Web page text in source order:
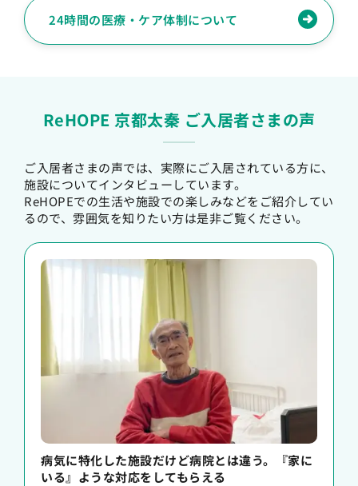
24時間の医療・ケア体制について
ReHOPE 京都太秦 ご入居者さまの声
ご入居者さまの声では、実際にご入居されている方に、
施設についてインタビューしています。
ReHOPEでの生活や施設での楽しみなどをご紹介してい
るので、雰囲気を知りたい方は是非ご覧ください。
病気に特化した施設だけど病院とは違う。『家に
いる』ような対応をしてもらえる